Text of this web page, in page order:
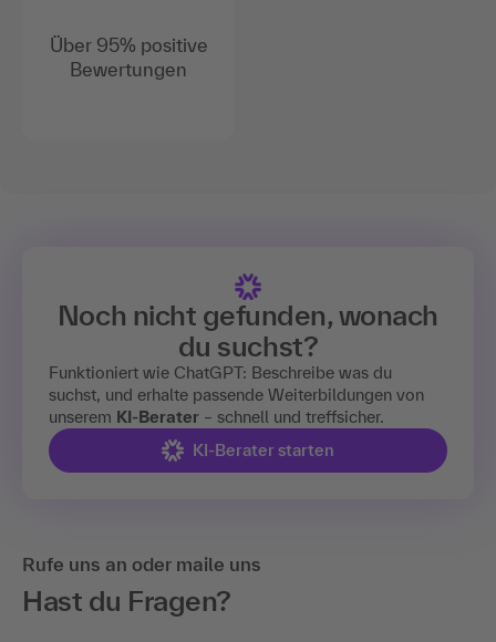
Über 95% positive
Bewertungen
Noch nicht gefunden, wonach
du suchst?
Funktioniert wie ChatGPT: Beschreibe was du
suchst, und erhalte passende Weiterbildungen von
unserem KI-Berater – schnell und treffsicher.
KI-Berater starten
Rufe uns an oder maile uns
Hast du Fragen?